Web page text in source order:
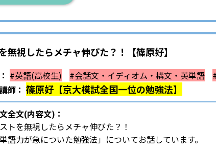
視したらメチャ伸びた？！【篠原好】
#英語(高校生) #会話文・イディオム・構文・英単語
師： 篠原好【京大模試全国一位の勉強法】
全文(内容文)：
トを無視したらメチャ伸びた？！
単語力が急についた勉強法」についてお話しています。